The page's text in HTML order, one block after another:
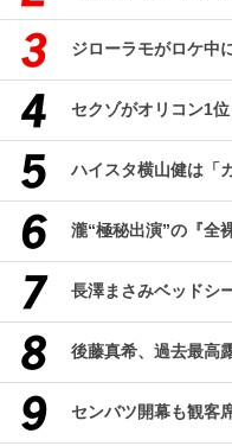
ジローラモがロケ中
セクゾがオリコン1
ハイスタ横山健は「
瀧“極秘出演”の『全
長澤まさみベッドシ
後藤真希、過去最高
センバツ開幕も観客